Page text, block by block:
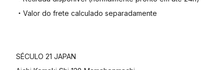
・Valor do frete calculado separadamente
SÉCULO 21 JAPAN